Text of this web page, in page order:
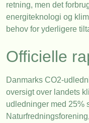
retning, men det
energiteknologi og
behov for yderligere
Officielle
Danmarks CO2-
oversigt over landets
udledninger med 25%